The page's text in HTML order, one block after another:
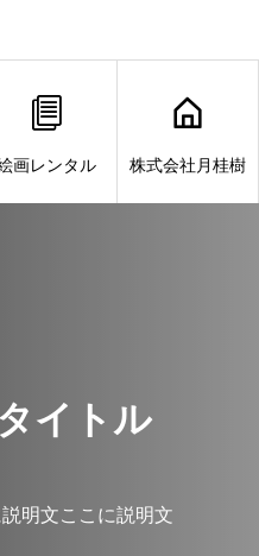
画レンタル 株式会社月桂樹
イトル
明文ここに説明文